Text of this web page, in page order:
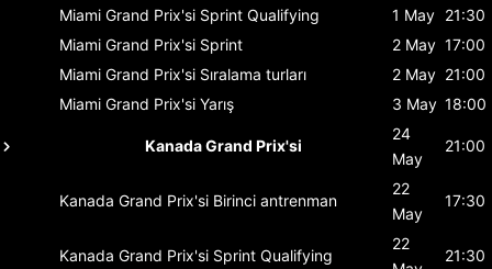
Miami Grand Prix'si Sprint Qualifying 1 May 21:30
Miami Grand Prix'si Sprint 2 May 17:00
Miami Grand Prix'si Sıralama turları 2 May 21:00
Miami Grand Prix'si Yarış 3 May 18:00
Kanada Grand Prix'si
24
May
21:00
Kanada Grand Prix'si Birinci antrenman
22
May
17:30
Kanada Grand Prix'si Sprint Qualifying
22
21:30